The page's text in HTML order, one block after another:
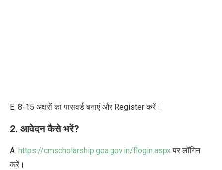
E. 8-15 अक्षरों का पासवर्ड बनाएं और Register करें।
2. आवेदन कैसे भरें?
A. https://cmscholarship.goa.gov.in/flogin.aspxपर लॉगिन
करें।